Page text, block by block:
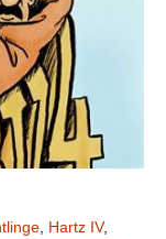
Hartz IV,